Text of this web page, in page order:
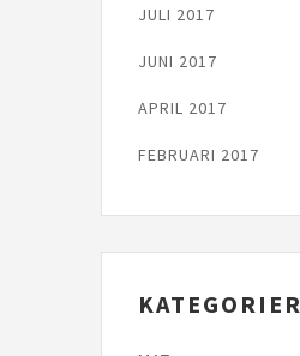
JULI 2017
JUNI 2017
APRIL 2017
FEBRUARI 2017
KATEGORIER